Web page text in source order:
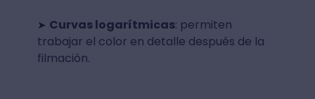
➤ Curvas logarítmicas: permiten
trabajar el color en detalle después de la
filmación.